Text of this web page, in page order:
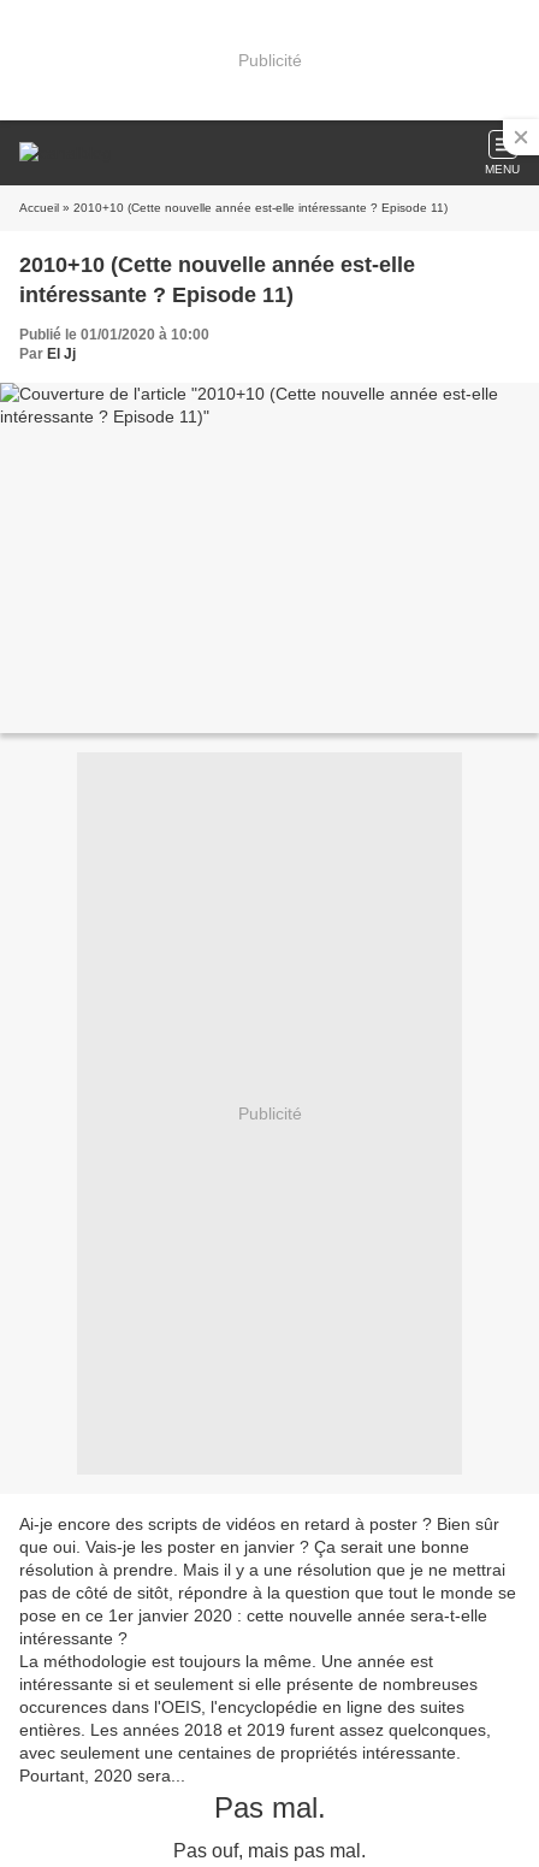
Publicité
MENU
Accueil » 2010+10 (Cette nouvelle année est-elle intéressante ? Episode 11)
2010+10 (Cette nouvelle année est-elle
intéressante ? Episode 11)
Publié le 01/01/2020 à 10:00
Par El Jj
Publicité
Ai-je encore des scripts de vidéos en retard à poster ? Bien sûr
que oui. Vais-je les poster en janvier ? Ça serait une bonne
résolution à prendre. Mais il y a une résolution que je ne mettrai
pas de côté de sitôt, répondre à la question que tout le monde se
pose en ce 1er janvier 2020 : cette nouvelle année sera-t-elle
intéressante ?
La méthodologie est toujours la même. Une année est
intéressante si et seulement si elle présente de nombreuses
occurences dans l'OEIS, l'encyclopédie en ligne des suites
entières. Les années 2018 et 2019 furent assez quelconques,
avec seulement une centaines de propriétés intéressante.
Pourtant, 2020 sera...
Pas mal.
Pas ouf, mais pas mal.